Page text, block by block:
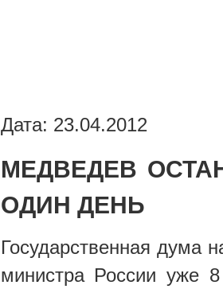
Дата: 23.04.2012
МЕДВЕДЕВ
ОДИН ДЕНЬ
Государственная дума
министра России уже